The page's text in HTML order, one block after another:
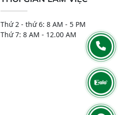
Thứ 2 - thứ 6: 8 AM - 5 PM
Thứ 7: 8 AM - 12.00 AM